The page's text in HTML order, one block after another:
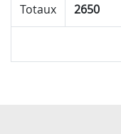
Totaux 2650